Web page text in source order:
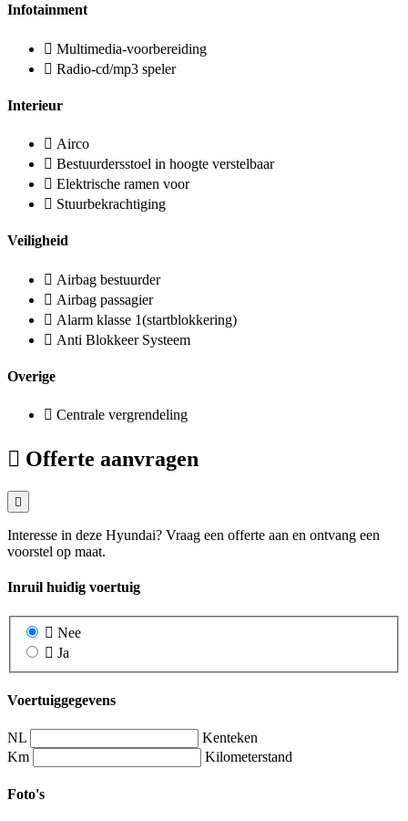
Infotainment
Multimedia-voorbereiding
Radio-cd/mp3 speler
Interieur
Airco
Bestuurdersstoel in hoogte verstelbaar
Elektrische ramen voor
Stuurbekrachtiging
Veiligheid
Airbag bestuurder
Airbag passagier
Alarm klasse 1(startblokkering)
Anti Blokkeer Systeem
Overige
Centrale vergrendeling
Offerte aanvragen
Interesse in deze Hyundai? Vraag een offerte aan en ontvang een
voorstel op maat.
Inruil huidig voertuig
Nee
Ja
Voertuiggegevens
NL
Kenteken
Km
Kilometerstand
Foto's